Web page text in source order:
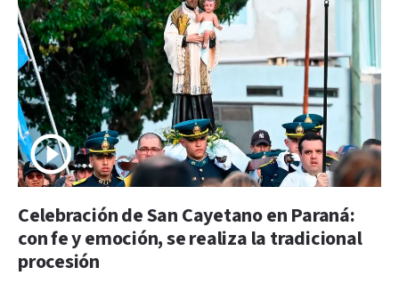
Celebración de San Cayetano en Paraná:
con fe y emoción, se realiza la tradicional
procesión